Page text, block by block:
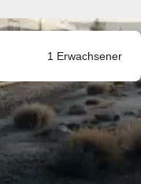
1 Erwachsener